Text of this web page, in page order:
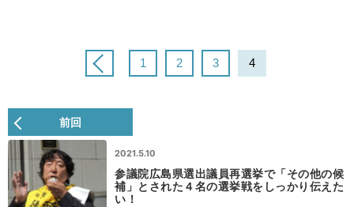
1 2 3 4
前回
2021.5.10
参議院広島県選出議員再選挙で「その他の候
補」とされた４名の選挙戦をしっかり伝えた
い！